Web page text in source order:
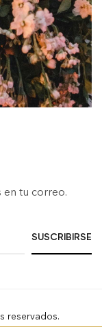
en tu correo.
reservados.